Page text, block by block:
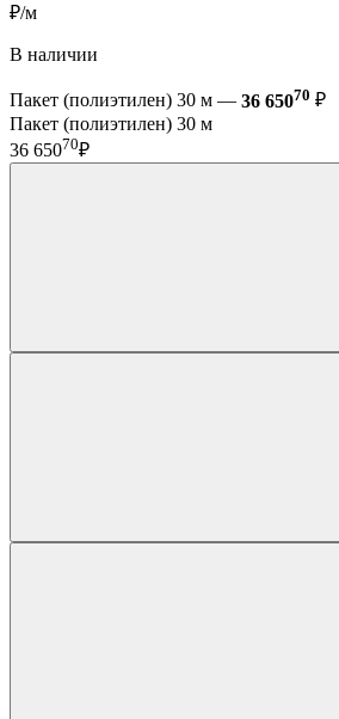
₽/м
В наличии
Пакет (полиэтилен) 30 м — 36 65070 ₽
Пакет (полиэтилен) 30 м
36 65070₽